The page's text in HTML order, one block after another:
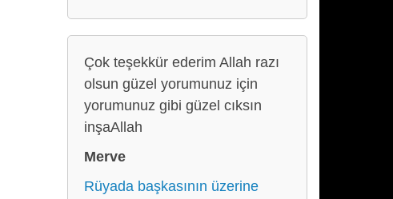
Çok teşekkür ederim Allah razı
olsun güzel yorumunuz için
yorumunuz gibi güzel cıksın
inşaAllah
Merve
Rüyada başkasının üzerine